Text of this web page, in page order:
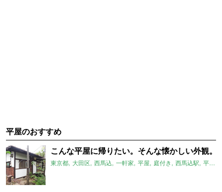
平屋のおすすめ
こんな平屋に帰りたい。そんな懐かしい外観。
東京都 大田区 西馬込 一軒家 平屋 庭付き 西馬込駅 平屋のおすすめ